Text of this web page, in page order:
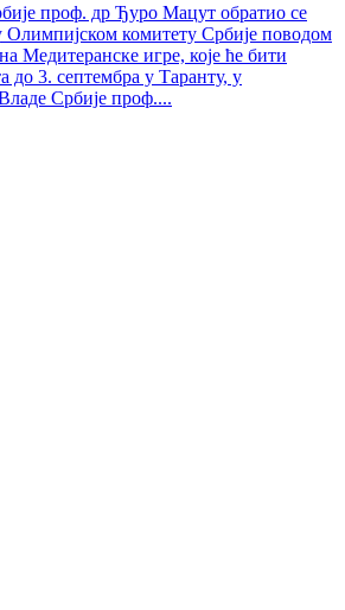
проф. др Ђуро Мацут обратио се
Олимпијском комитету Србије поводом
Медитеранске игре, које ће бити
до 3. септембра у Таранту, у
Србије проф....